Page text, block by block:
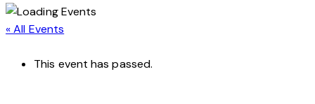
« All Events
This event has passed.